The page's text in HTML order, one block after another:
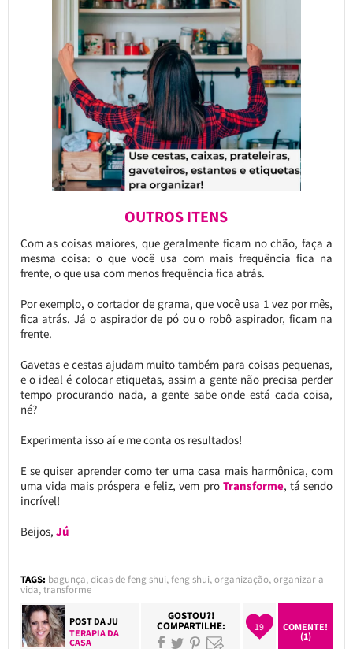
OUTROS ITENS
Com as coisas maiores, que geralmente ficam no chão, faça a
mesma coisa: o que você usa com mais frequência fica na
frente, o que usa com menos frequência fica atrás.
Por exemplo, o cortador de grama, que você usa 1 vez por mês,
fica atrás. Já o aspirador de pó ou o robô aspirador, ficam na
frente.
Gavetas e cestas ajudam muito também para coisas pequenas,
e o ideal é colocar etiquetas, assim a gente não precisa perder
tempo procurando nada, a gente sabe onde está cada coisa,
né?
Experimenta isso aí e me conta os resultados!
E se quiser aprender como ter uma casa mais harmônica, com
uma vida mais próspera e feliz, vem pro Transforme, tá sendo
incrível!
Beijos, Jú
TAGS: bagunça,dicas de feng shui,feng shui,organização,organizar a
vida,transforme
POST DAJU
TERAPIA DA
CASA
GOSTOU?!
COMPARTILHE: 19
COMENTE!
(1)